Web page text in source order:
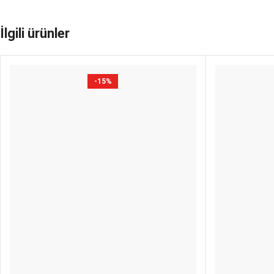
İlgili ürünler
-15%